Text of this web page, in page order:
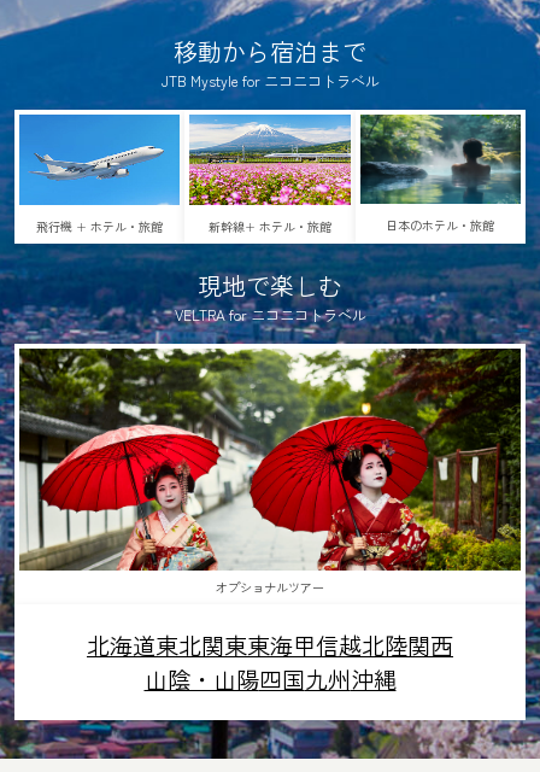
移動から宿泊まで
JTB Mystyle for ニコニコトラベル
飛行機 + ホテル・旅館 新幹線+ ホテル・旅館 日本のホテル・旅館
現地で楽しむ
VELTRA for ニコニコトラベル
オプショナルツアー
北海道東北関東東海甲信越北陸関西
山陰・山陽四国九州沖縄